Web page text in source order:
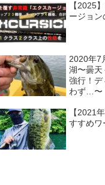
【2025
ージョ
2020年
湖〜曇天
強行！デ
わず…〜
【2021
すすめ